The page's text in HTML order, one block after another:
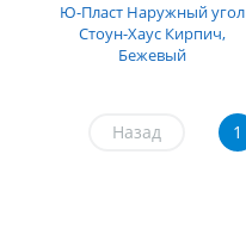
Ю-Пласт Наружный угол
Стоун-Хаус Кирпич,
Бежевый
Назад 1